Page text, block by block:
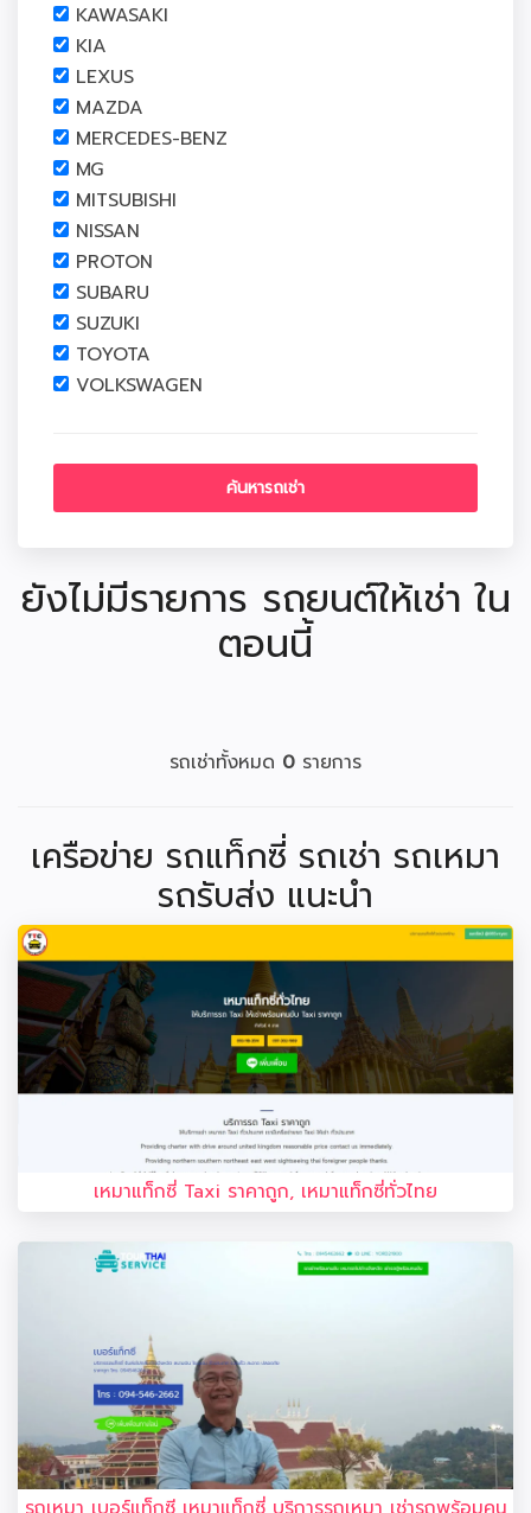
KAWASAKI
KIA
LEXUS
MAZDA
MERCEDES-BENZ
MG
MITSUBISHI
NISSAN
PROTON
SUBARU
SUZUKI
TOYOTA
VOLKSWAGEN
ยังไม่มีรายการ รถยนต์ให้เช่า ใน
ตอนนี้
รถเช่าทั้งหมด 0 รายการ
เครือข่าย รถแท็กซี่ รถเช่า รถเหมา
รถรับส่ง แนะนำ
เหมาแท็กซี่ Taxi ราคาถูก, เหมาแท็กซี่ทั่วไทย